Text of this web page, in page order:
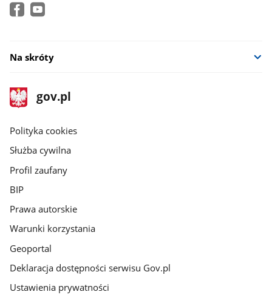
Na skróty
stopka
gov.pl
Strona
gov.pl
gov.pl
Polityka cookies
Służba cywilna
Profil zaufany
BIP
Prawa autorskie
Warunki korzystania
Geoportal
Deklaracja dostępności serwisu Gov.pl
Ustawienia prywatności